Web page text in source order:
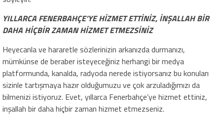
YILLARCA FENERBAHÇE’YE HİZMET ETTİNİZ, İNŞALLAH BİR
DAHA HİÇBİR ZAMAN HİZMET ETMEZSİNİZ
Heyecanla ve hararetle sözlerinizin arkanızda durmanızı,
mümkünse de beraber isteyeceğiniz herhangi bir medya
platformunda, kanalda, radyoda nerede istiyorsanız bu konuları
sizinle tartışmaya hazır olduğumuzu ve çok arzuladığımızı da
bilmenizi istiyoruz. Evet, yıllarca Fenerbahçe’ye hizmet ettiniz,
inşallah bir daha hiçbir zaman hizmet etmezseniz.